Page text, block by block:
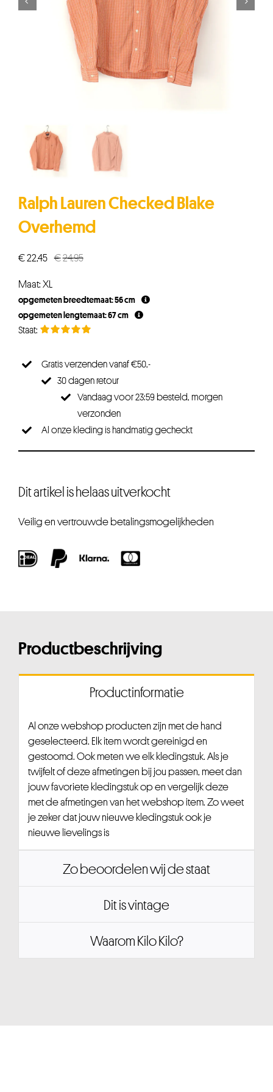
Ralph Lauren Checked Blake
Overhemd
€24,95Oorspronkelijke
€24,95.
€22,45
Huidige
€22,45.
Maat: XL
opgemeten breedtemaat: 56 cm
opgemeten lengtemaat: 67 cm
Gratis verzenden vanaf €50,-
30 dagen retour
Vandaag voor 23:59 besteld, morgen
verzonden
Al onze kleding is handmatig gecheckt
Dit artikel is helaas uitverkocht
Veilig en vertrouwde betalingsmogelijkheden
Productbeschrijving
Productinformatie
Al onze webshop producten zijn met de hand
geselecteerd. Elk item wordt gereinigd en
gestoomd. Ook meten we elk kledingstuk. Als je
twijfelt of deze afmetingen bij jou passen, meet dan
jouw favoriete kledingstuk op en vergelijk deze
met de afmetingen van het webshop item. Zo weet
je zeker dat jouw nieuwe kledingstuk ook je
nieuwe lievelings is
Zo beoordelen wij de staat
Dit is vintage
Waarom Kilo Kilo?